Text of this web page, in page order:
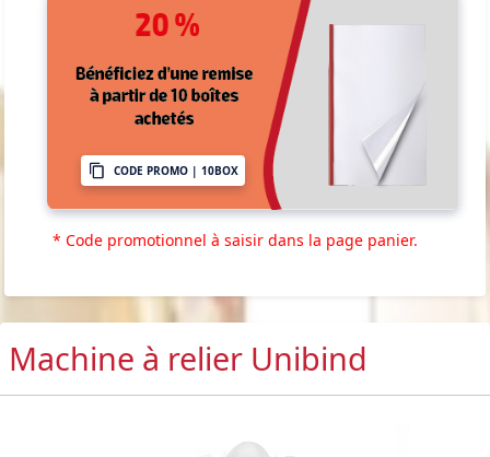
CODE PROMO | 10BOX
* Code promotionnel à saisir dans la page panier.
Machine à relier Unibind